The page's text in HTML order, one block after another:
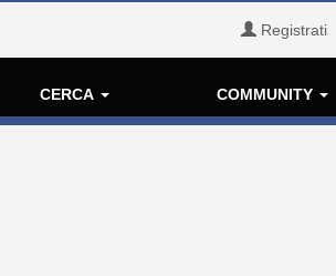
Registrati
CERCA COMMUNITY